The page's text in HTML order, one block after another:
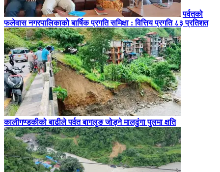
पर्वतको
फलेवास नगरपालिकाको बार्षिक प्रगति समिक्षा : वित्तिय प्रगति ८३ प्रतिशत
कालीगण्डकीको बाढीले पर्वत बागलुङ जोड्ने मालढुंगा पुलमा क्षति